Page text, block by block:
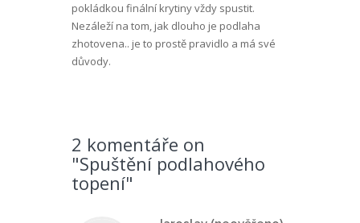
pokládkou finální krytiny vždy spustit.
Nezáleží na tom, jak dlouho je podlaha
zhotovena.. je to prostě pravidlo a má své
důvody.
2 komentáře on
"Spuštění podlahového
topení"